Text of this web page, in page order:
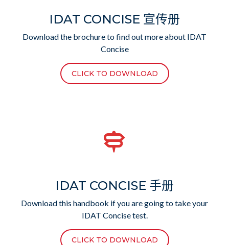
IDAT CONCISE 宣传册
Download the brochure to find out more about IDAT
Concise
CLICK TO DOWNLOAD
IDAT CONCISE 手册
Download this handbook if you are going to take your
IDAT Concise test.
CLICK TO DOWNLOAD